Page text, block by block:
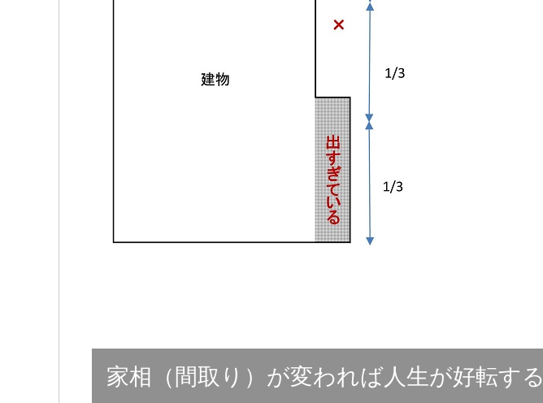
家相（間取り）が変われば人生が好転する